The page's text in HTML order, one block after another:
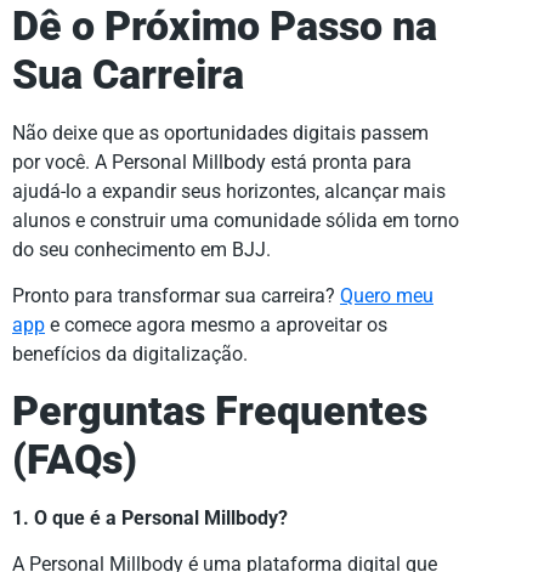
Dê o Próximo Passo na
Sua Carreira
Não deixe que as oportunidades digitais passem
por você. A Personal Millbody está pronta para
ajudá-lo a expandir seus horizontes, alcançar mais
alunos e construir uma comunidade sólida em torno
do seu conhecimento em BJJ.
Pronto para transformar sua carreira? Quero meu
app e comece agora mesmo a aproveitar os
benefícios da digitalização.
Perguntas Frequentes
(FAQs)
1. O que é a Personal Millbody?
A Personal Millbody é uma plataforma digital que